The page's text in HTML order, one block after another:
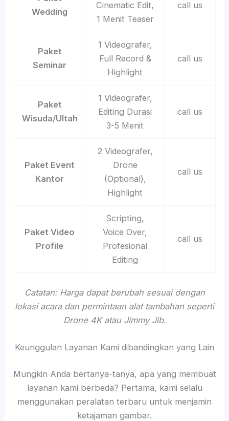
Wedding
Cinematic Edit,
1 Menit Teaser
call us
Paket
Seminar
1 Videografer,
Full Record &
Highlight
call us
Paket
Wisuda/Ultah
1 Videografer,
Editing Durasi
3-5 Menit
call us
Paket Event
Kantor
2 Videografer,
Drone
(Optional),
Highlight
call us
Paket Video
Profile
Scripting,
Voice Over,
Profesional
Editing
call us
Catatan: Harga dapat berubah sesuai dengan
lokasi acara dan permintaan alat tambahan seperti
Drone 4K atau Jimmy Jib.
Keunggulan Layanan Kami dibandingkan yang Lain
Mungkin Anda bertanya-tanya, apa yang membuat
layanan kami berbeda? Pertama, kami selalu
menggunakan peralatan terbaru untuk menjamin
ketajaman gambar.